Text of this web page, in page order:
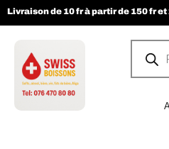
Livraison de 10 fr à partir de 150 fr